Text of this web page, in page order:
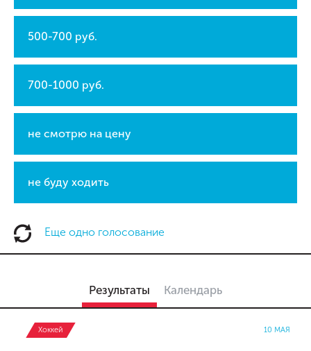
500-700 руб.
700-1000 руб.
не смотрю на цену
не буду ходить
Еще одно голосование
Результаты Календарь
Хоккей 10 МАЯ